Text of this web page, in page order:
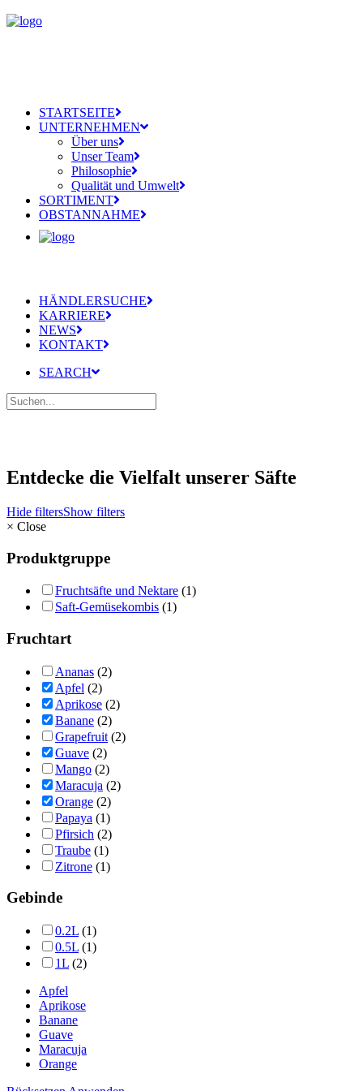
STARTSEITE
UNTERNEHMEN
Über uns
Unser Team
Philosophie
Qualität und Umwelt
SORTIMENT
OBSTANNAHME
HÄNDLERSUCHE
KARRIERE
NEWS
KONTAKT
SEARCH
Entdecke die Vielfalt unserer Säfte
Hide filtersShow filters
× Close
Produktgruppe
Fruchtsäfte und Nektare (1)
Saft-Gemüsekombis (1)
Fruchtart
Ananas (2)
Apfel (2)
Aprikose (2)
Banane (2)
Grapefruit (2)
Guave (2)
Mango (2)
Maracuja (2)
Orange (2)
Papaya (1)
Pfirsich (2)
Traube (1)
Zitrone (1)
Gebinde
0.2L (1)
0.5L (1)
1L (2)
Apfel
Aprikose
Banane
Guave
Maracuja
Orange